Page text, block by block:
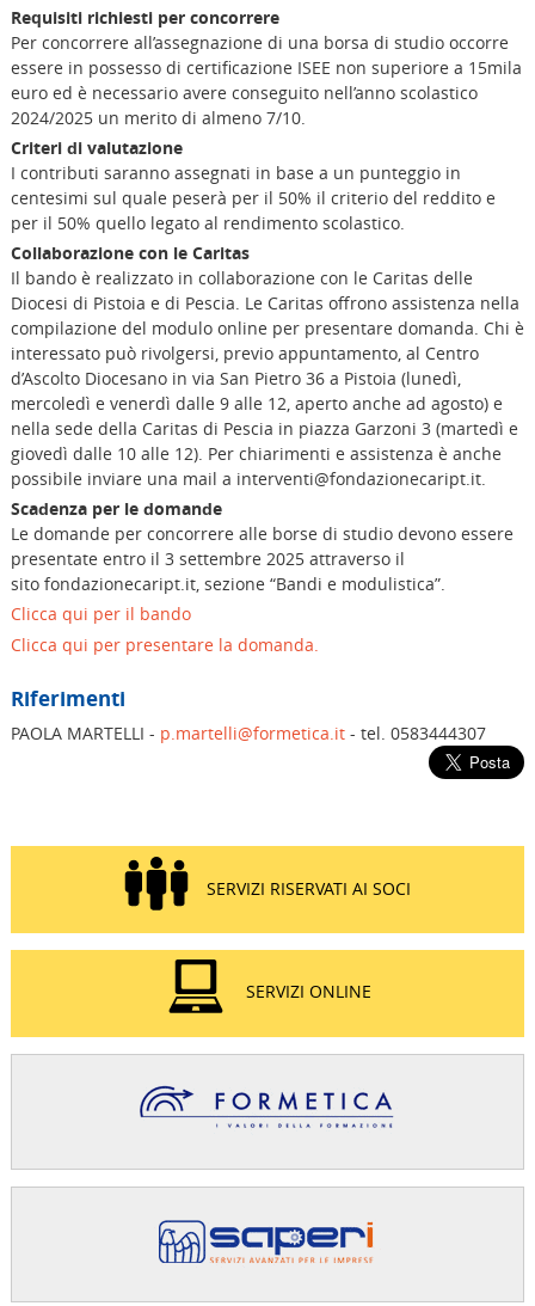
Requisiti richiesti per concorrere
Per concorrere all’assegnazione di una borsa di studio occorre
essere in possesso di certificazione ISEE non superiore a 15mila
euro ed è necessario avere conseguito nell’anno scolastico
2024/2025 un merito di almeno 7/10.
Criteri di valutazione
I contributi saranno assegnati in base a un punteggio in
centesimi sul quale peserà per il 50% il criterio del reddito e
per il 50% quello legato al rendimento scolastico.
Collaborazione con le Caritas
Il bando è realizzato in collaborazione con le Caritas delle
Diocesi di Pistoia e di Pescia. Le Caritas offrono assistenza nella
compilazione del modulo online per presentare domanda. Chi è
interessato può rivolgersi, previo appuntamento, al Centro
d’Ascolto Diocesano in via San Pietro 36 a Pistoia (lunedì,
mercoledì e venerdì dalle 9 alle 12, aperto anche ad agosto) e
nella sede della Caritas di Pescia in piazza Garzoni 3 (martedì e
giovedì dalle 10 alle 12). Per chiarimenti e assistenza è anche
possibile inviare una mail a interventi@fondazionecaript.it.
Scadenza per le domande
Le domande per concorrere alle borse di studio devono essere
presentate entro il 3 settembre 2025 attraverso il
sito fondazionecaript.it, sezione “Bandi e modulistica”.
Clicca qui per il bando
Clicca qui per presentare la domanda.
Riferimenti
PAOLA MARTELLI - p.martelli@formetica.it- tel. 0583444307
SERVIZI RISERVATI AI SOCI
SERVIZI ONLINE